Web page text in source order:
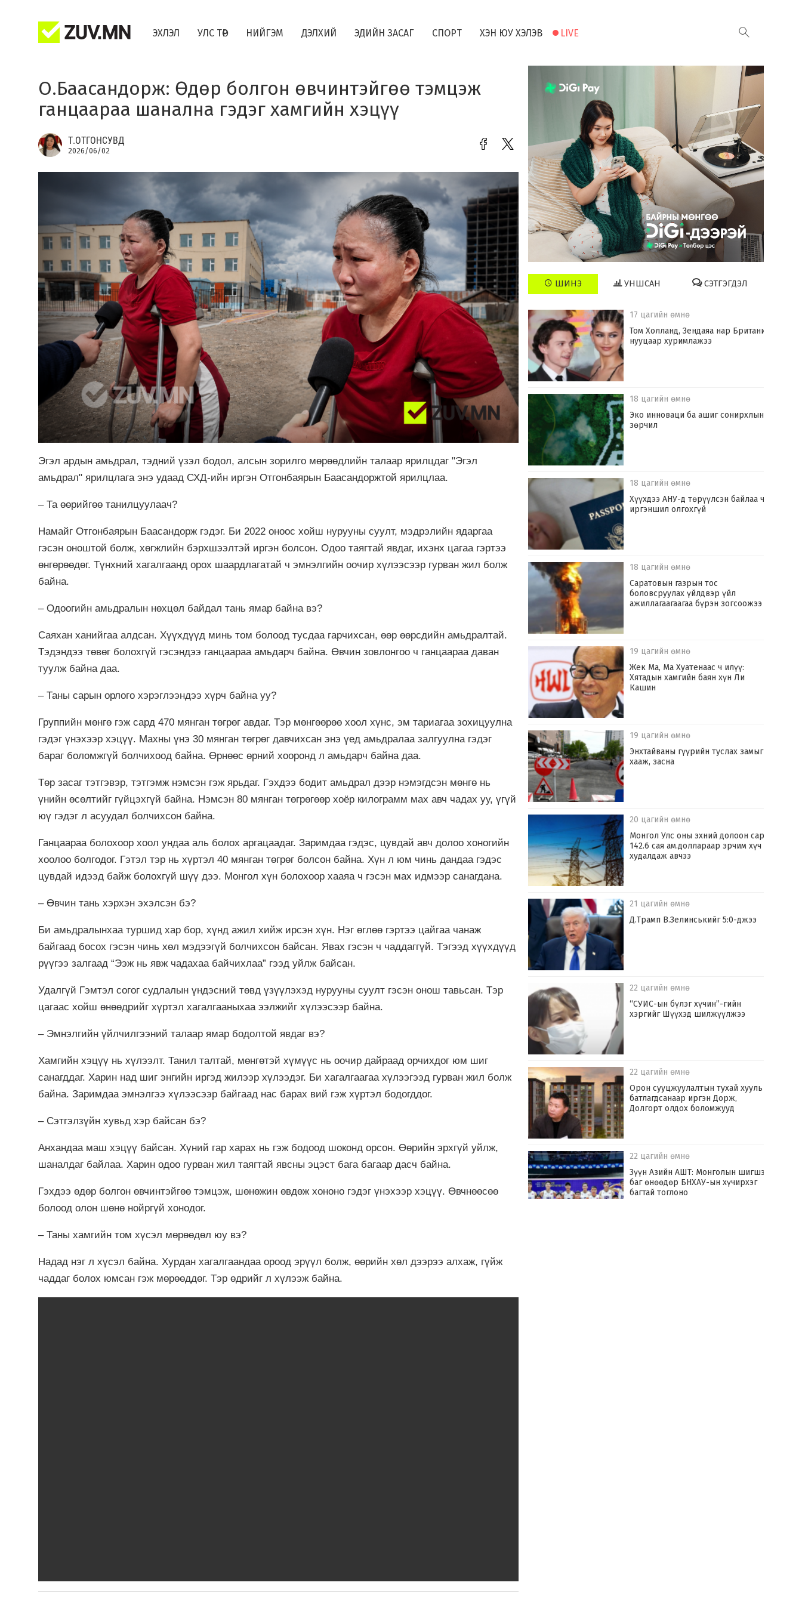
ЭХЛЭЛ УЛС ТӨР НИЙГЭМ ДЭЛХИЙ ЭДИЙН ЗАСАГ СПОРТ ХЭН ЮУ ХЭЛЭВ LIVE
О.Баасандорж: Өдөр болгон өвчинтэйгөө тэмцэж
ганцаараа шанална гэдэг хамгийн хэцүү
Т.ОТГОНСУВД
2026/06/02
Эгэл ардын амьдрал, тэдний үзэл бодол, алсын зорилго мөрөөдлийн талаар ярилцдаг "Эгэл
амьдрал" ярилцлага энэ удаад СХД-ийн иргэн Отгонбаярын Баасандоржтой ярилцлаа.
– Та өөрийгөө танилцуулаач?
Намайг Отгонбаярын Баасандорж гэдэг. Би 2022 оноос хойш нурууны суулт, мэдрэлийн ядаргаа
гэсэн оноштой болж, хөгжлийн бэрхшээлтэй иргэн болсон. Одоо таягтай явдаг, ихэнх цагаа гэртээ
өнгөрөөдөг. Түнхний хагалгаанд орох шаардлагатай ч эмнэлгийн оочир хүлээсээр гурван жил болж
байна.
– Одоогийн амьдралын нөхцөл байдал тань ямар байна вэ?
Саяхан ханийгаа алдсан. Хүүхдүүд минь том болоод тусдаа гарчихсан, өөр өөрсдийн амьдралтай.
Тэдэндээ төвөг болохгүй гэсэндээ ганцаараа амьдарч байна. Өвчин зовлонгоо ч ганцаараа даван
туулж байна даа.
– Таны сарын орлого хэрэглээндээ хүрч байна уу?
Группийн мөнгө гэж сард 470 мянган төгрөг авдаг. Тэр мөнгөөрөө хоол хүнс, эм тариагаа зохицуулна
гэдэг үнэхээр хэцүү. Махны үнэ 30 мянган төгрөг давчихсан энэ үед амьдралаа залгуулна гэдэг
бараг боломжгүй болчихоод байна. Өрнөөс өрний хооронд л амьдарч байна даа.
Төр засаг тэтгэвэр, тэтгэмж нэмсэн гэж ярьдаг. Гэхдээ бодит амьдрал дээр нэмэгдсэн мөнгө нь
үнийн өсөлтийг гүйцэхгүй байна. Нэмсэн 80 мянган төгрөгөөр хоёр килограмм мах авч чадах уу, үгүй
юү гэдэг л асуудал болчихсон байна.
Ганцаараа болохоор хоол ундаа аль болох аргацаадаг. Заримдаа гэдэс, цувдай авч долоо хоногийн
хоолоо болгодог. Гэтэл тэр нь хүртэл 40 мянган төгрөг болсон байна. Хүн л юм чинь дандаа гэдэс
цувдай идээд байж болохгүй шүү дээ. Монгол хүн болохоор хааяа ч гэсэн мах идмээр санагдана.
– Өвчин тань хэрхэн эхэлсэн бэ?
Би амьдралынхаа туршид хар бор, хүнд ажил хийж ирсэн хүн. Нэг өглөө гэртээ цайгаа чанаж
байгаад босох гэсэн чинь хөл мэдээгүй болчихсон байсан. Явах гэсэн ч чаддаггүй. Тэгээд хүүхдүүд
рүүгээ залгаад “Ээж нь явж чадахаа байчихлаа” гээд уйлж байсан.
Удалгүй Гэмтэл согог судлалын үндэсний төвд үзүүлэхэд нурууны суулт гэсэн онош тавьсан. Тэр
цагаас хойш өнөөдрийг хүртэл хагалгааныхаа ээлжийг хүлээсээр байна.
– Эмнэлгийн үйлчилгээний талаар ямар бодолтой явдаг вэ?
Хамгийн хэцүү нь хүлээлт. Танил талтай, мөнгөтэй хүмүүс нь оочир дайраад орчихдог юм шиг
санагддаг. Харин над шиг энгийн иргэд жилээр хүлээдэг. Би хагалгаагаа хүлээгээд гурван жил болж
байна. Заримдаа эмнэлгээ хүлээсээр байгаад нас барах вий гэж хүртэл бодогддог.
– Сэтгэлзүйн хувьд хэр байсан бэ?
Анхандаа маш хэцүү байсан. Хүний гар харах нь гэж бодоод шоконд орсон. Өөрийн эрхгүй уйлж,
шаналдаг байлаа. Харин одоо гурван жил таягтай явсны эцэст бага багаар дасч байна.
Гэхдээ өдөр болгон өвчинтэйгөө тэмцэж, шөнөжин өвдөж хононо гэдэг үнэхээр хэцүү. Өвчнөөсөө
болоод олон шөнө нойргүй хонодог.
– Таны хамгийн том хүсэл мөрөөдөл юу вэ?
Надад нэг л хүсэл байна. Хурдан хагалгаандаа ороод эрүүл болж, өөрийн хөл дээрээ алхаж, гүйж
чаддаг болох юмсан гэж мөрөөддөг. Тэр өдрийг л хүлээж байна.
ШИНЭ УНШСАН СЭТГЭГДЭЛ
17 цагийн өмнө
Том Холланд, Зендаяа нар Британид
нууцаар хуримлажээ
18 цагийн өмнө
Эко инноваци ба ашиг сонирхлын
зөрчил
18 цагийн өмнө
Хүүхдээ АНУ-д төрүүлсэн байлаа ч
иргэншил олгохгүй
18 цагийн өмнө
Саратовын газрын тос
боловсруулах үйлдвэр үйл
ажиллагаагаагаа бүрэн зогсоожээ
19 цагийн өмнө
Жек Ма, Ма Хуатенаас ч илүү:
Хятадын хамгийн баян хүн Ли
Кашин
19 цагийн өмнө
Энхтайваны гүүрийн туслах замыг
хааж, засна
20 цагийн өмнө
Монгол Улс оны эхний долоон сард
142.6 сая ам.доллараар эрчим хүч
худалдаж авчээ
21 цагийн өмнө
Д.Трамп В.Зелинськийг 5:0-джээ
22 цагийн өмнө
“СУИС-ын бүлэг хүчин”-гийн
хэргийг Шүүхэд шилжүүлжээ
22 цагийн өмнө
Орон сууцжуулалтын тухай хууль
батлагдсанаар иргэн Дорж,
Долгорт олдох боломжууд
22 цагийн өмнө
Зүүн Азийн АШТ: Монголын шигшээ
баг өнөөдөр БНХАУ-ын хүчирхэг
багтай тоглоно